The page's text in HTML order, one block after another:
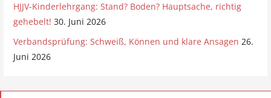
HJJV-Kinderlehrgang: Stand? Boden? Hauptsache, richtig
gehebelt! 30. Juni 2026
Verbandsprüfung: Schweiß, Können und klare Ansagen 26.
Juni 2026